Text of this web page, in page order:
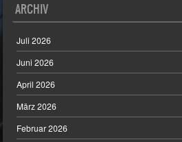
ARCHIV
Juli 2026
Juni 2026
April 2026
März 2026
Februar 2026